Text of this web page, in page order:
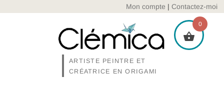
Mon compte | Contactez-moi
ARTISTE PEINTRE ET
CRÉATRICE EN ORIGAMI
0